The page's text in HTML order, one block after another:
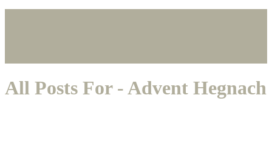
All Posts For - Advent Hegnach